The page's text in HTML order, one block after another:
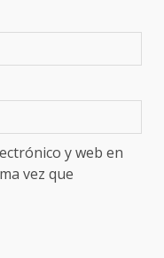
y web en
vez que